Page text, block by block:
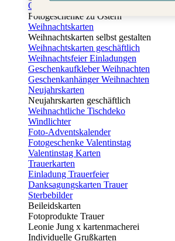
Osterkarten
Fotogeschenke zu Ostern
Weihnachtskarten
Weihnachtskarten selbst gestalten
Weihnachtskarten geschäftlich
Weihnachtsfeier Einladungen
Geschenkaufkleber Weihnachten
Geschenkanhänger Weihnachten
Neujahrskarten
Neujahrskarten geschäftlich
Weihnachtliche Tischdeko
Windlichter
Foto-Adventskalender
Fotogeschenke Valentinstag
Valentinstag Karten
Trauerkarten
Einladung Trauerfeier
Danksagungskarten Trauer
Sterbebilder
Beileidskarten
Fotoprodukte Trauer
Leonie Jung x kartenmacherei
Individuelle Grußkarten